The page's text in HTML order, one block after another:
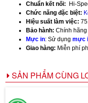
Chuẩn kết nối: Hi-
Chức năng đặc biệt:
Hiệu suất làm việc:
Bảo hành: Chính hãng
Mực in: Sử dụng mực
Giao hàng: Miễn phí
SẢN PHẨM CÙNG